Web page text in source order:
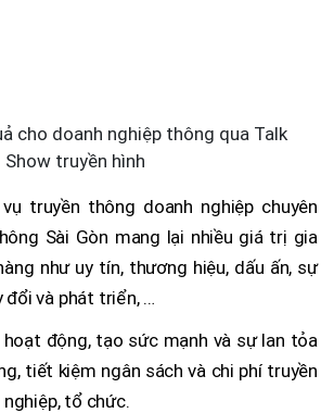
cho doanh nghiệp thông qua Talk
Show truyền hình
truyền thông doanh nghiệp chuyên
Sài Gòn mang lại nhiều giá trị gia
như uy tín, thương hiệu, dấu ấn, sự
đổi và phát triển, …
động, tạo sức mạnh và sự lan tỏa
tiết kiệm ngân sách và chi phí truyền
tổ chức.